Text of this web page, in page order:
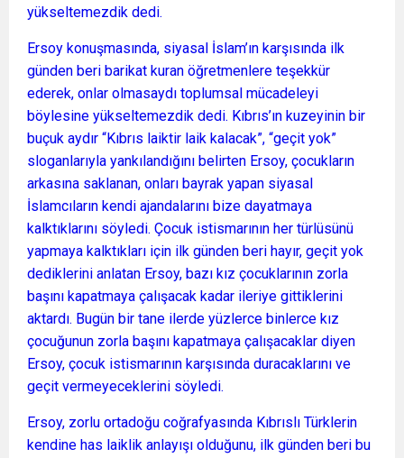
yükseltemezdik dedi.
Ersoy konuşmasında, siyasal İslam’ın karşısında ilk
günden beri barikat kuran öğretmenlere teşekkür
ederek, onlar olmasaydı toplumsal mücadeleyi
böylesine yükseltemezdik dedi. Kıbrıs’ın kuzeyinin bir
buçuk aydır “Kıbrıs laiktir laik kalacak”, “geçit yok”
sloganlarıyla yankılandığını belirten Ersoy, çocukların
arkasına saklanan, onları bayrak yapan siyasal
İslamcıların kendi ajandalarını bize dayatmaya
kalktıklarını söyledi. Çocuk istismarının her türlüsünü
yapmaya kalktıkları için ilk günden beri hayır, geçit yok
dediklerini anlatan Ersoy, bazı kız çocuklarının zorla
başını kapatmaya çalışacak kadar ileriye gittiklerini
aktardı. Bugün bir tane ilerde yüzlerce binlerce kız
çocuğunun zorla başını kapatmaya çalışacaklar diyen
Ersoy, çocuk istismarının karşısında duracaklarını ve
geçit vermeyeceklerini söyledi.
Ersoy, zorlu ortadoğu coğrafyasında Kıbrıslı Türklerin
kendine has laiklik anlayışı olduğunu, ilk günden beri bu